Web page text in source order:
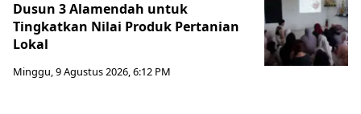
Dusun 3 Alamendah untuk
Tingkatkan Nilai Produk Pertanian
Lokal
Minggu, 9 Agustus 2026, 6:12 PM